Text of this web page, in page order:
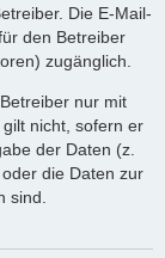
Die E-Mail-
den Betreiber
zugänglich.
nur mit
nicht, sofern er
der Daten (z.
die Daten zur
sind.